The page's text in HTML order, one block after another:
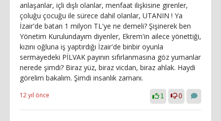
anlaşanlar, içli dışlı olanlar, menfaat ilişkisine girenler,
çoluğu çocuğu ile sürece dahil olanlar, UTANIN ! Ya
İzair'de batan 1 milyon TL'ye ne demeli? Şişinerek ben
Yönetim Kurulundayım diyenler, Ekrem'in ailece yönettiği,
kızını oğluna iş yaptırdığı İzair'de binbir oyunla
sermayedeki PİLVAK payının sıfırlanmasına göz yumanlar
nerede şimdi? Biraz yüz, biraz vicdan, biraz ahlak. Haydi
görelim bakalım. Şimdi insanlık zamanı.
12 yıl önce 1 0